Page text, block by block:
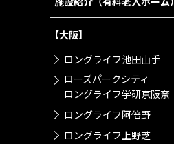
【大阪】
ロングライフ池田山手
ローズパークシティ
ロングライフ学研京阪奈
ロングライフ阿倍野
ロングライフ上野芝